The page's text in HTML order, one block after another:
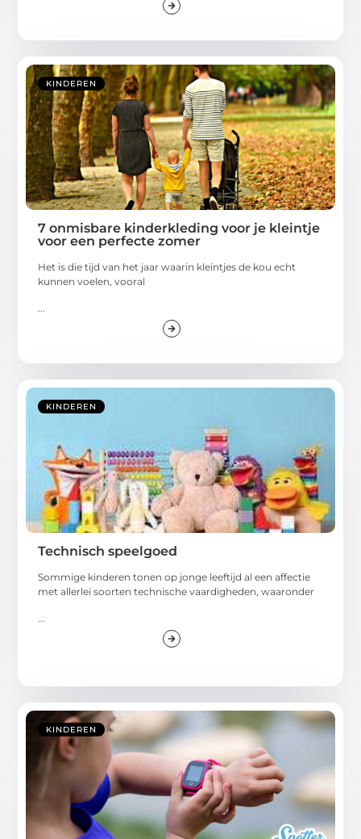
KINDEREN
7 onmisbare kinderkleding voor je kleintje
voor een perfecte zomer
Het is die tijd van het jaar waarin kleintjes de kou echt
kunnen voelen, vooral
KINDEREN
Technisch speelgoed
Sommige kinderen tonen op jonge leeftijd al een affectie
met allerlei soorten technische vaardigheden, waaronder
KINDEREN